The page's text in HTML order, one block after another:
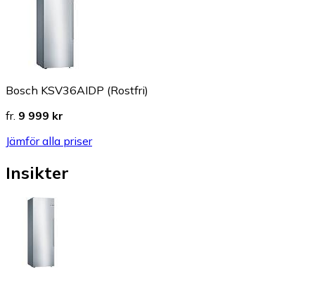
Bosch KSV36AIDP (Rostfri)
fr. 9 999 kr
Jämför alla priser
Insikter